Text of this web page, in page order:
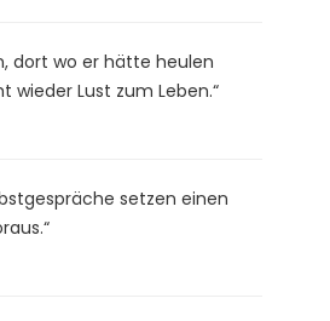
dort wo er hätte heulen
wieder Lust zum Leben.“
setzen einen